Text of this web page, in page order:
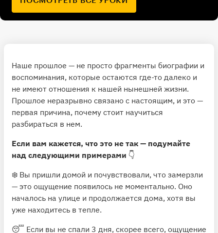
Наше прошлое — не просто фрагменты биографии и
воспоминания, которые остаются где-то далеко и
не имеют отношения к нашей нынешней жизни.
Прошлое неразрывно связано с настоящим, и это —
первая причина, почему стоит научиться
разбираться в нем.
Если вам кажется, что это не так — подумайте
над следующими примерами 👇
❄️ Вы пришли домой и почувствовали, что замерзли
— это ощущение появилось не моментально. Оно
началось на улице и продолжается дома, хотя вы
уже находитесь в тепле.
😴 Если вы не спали 3 дня, скорее всего, ощущение